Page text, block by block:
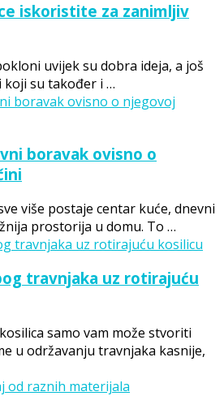
iskoristite za zanimljiv
uvijek su dobra ideja, a još
koji su također i …
boravak ovisno o
više postaje centar kuće, dnevni
prostorija u domu. To …
travnjaka uz rotirajuću
samo vam može stvoriti
u održavanju travnjaka kasnije,